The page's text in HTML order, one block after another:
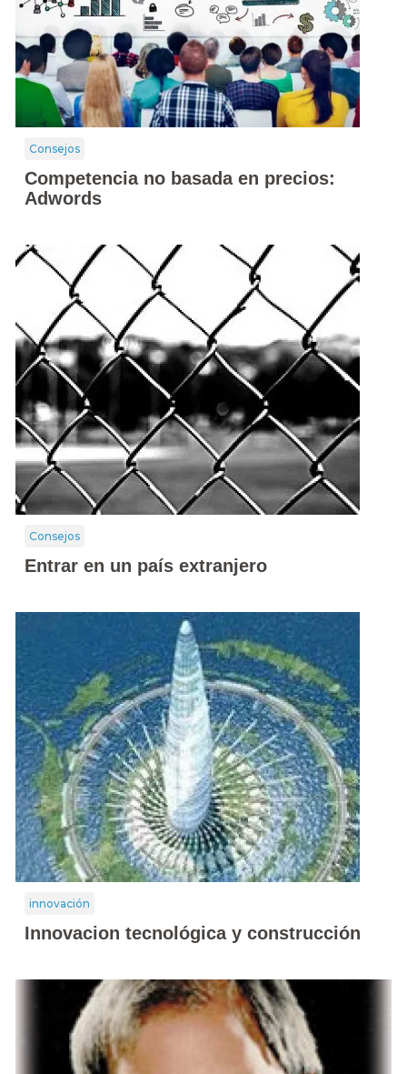
Consejos
Competencia no basada en precios:
Adwords
Consejos
Entrar en un país extranjero
innovación
Innovacion tecnológica y construcción